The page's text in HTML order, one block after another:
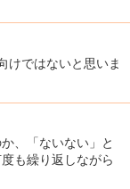
けではないと思いま
、「ないない」と
も繰り返しながら